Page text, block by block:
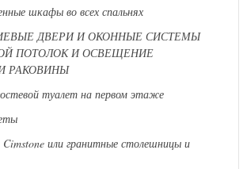
шкафы во всех спальнях
ДВЕРИ И ОКОННЫЕ СИСТЕМЫ
ПОТОЛОК И ОСВЕЩЕНИЕ
РАКОВИНЫ
туалет на первом этаже
или гранитные столешницы и